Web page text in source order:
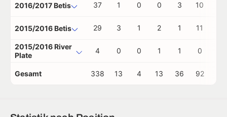
2016/2017 Betis 37 1 0 0 3 10
2015/2016 Betis 29 3 1 2 1 11
2015/2016 River
Plate
4 0 0 1 1 0
Gesamt 338 13 4 13 36 92